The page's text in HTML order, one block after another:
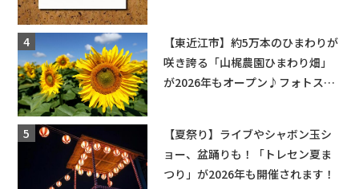
【東近江市】約5万本のひまわりが
咲き誇る「山梶農園ひまわり畑」
が2026年もオープン♪フォトスポ
【夏祭り】ライブやシャボン玉シ
ョー、盆踊りも！「トレセン夏ま
つり」が2026年も開催されます！